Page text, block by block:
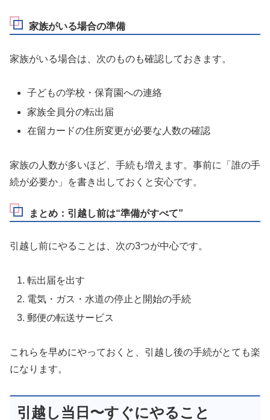
家族がいる場合の準備
家族がいる場合は、次のものも確認しておきます。
子どもの学校・保育園への連絡
家族全員分の転出届
在留カードの住所変更が必要な人数の確認
家族の人数が多いほど、手続も増えます。事前に「誰の手
続が必要か」を書き出しておくと安心です。
まとめ：引越し前は“準備がすべて”
引越し前にやることは、次の3つが中心です。
転出届を出す
電気・ガス・水道の停止と開始の手続
郵便の転送サービス
これらを早めにやっておくと、引越し後の手続がとても楽
になります。
引越し当日〜すぐにやること